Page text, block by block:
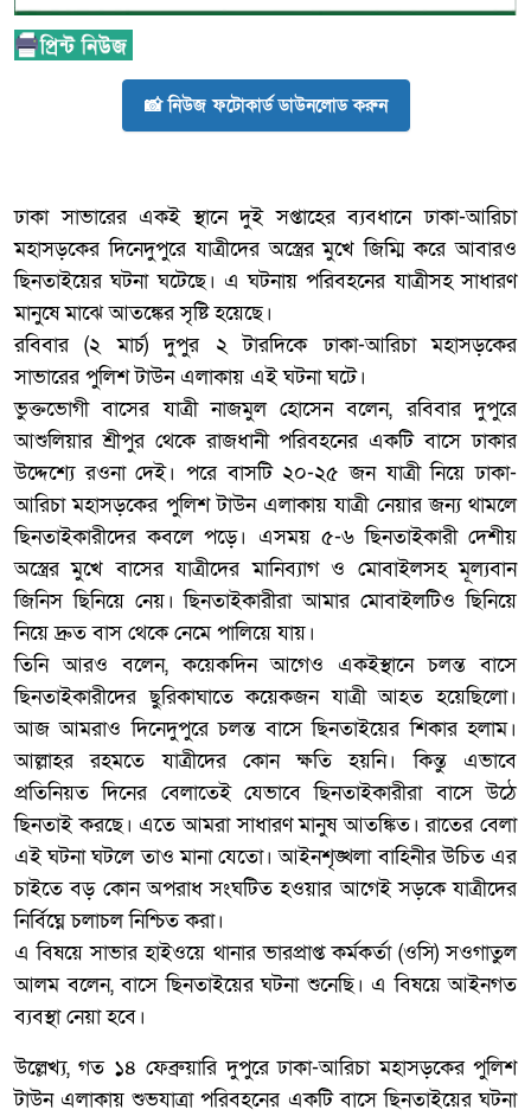
📸 নিউজ ফটোকার্ড ডাউনলোড করুন
ঢাকা সাভারের একই স্থানে দুই সপ্তাহের ব্যবধানে ঢাকা-আরিচা
মহাসড়কের দিনেদুপুরে যাত্রীদের অস্ত্রের মুখে জিম্মি করে আবারও
ছিনতাইয়ের ঘটনা ঘটেছে। এ ঘটনায় পরিবহনের যাত্রীসহ সাধারণ
মানুষে মাঝে আতঙ্কের সৃষ্টি হয়েছে।
রবিবার (২ মার্চ) দুপুর ২ টারদিকে ঢাকা-আরিচা মহাসড়কের
সাভারের পুলিশ টাউন এলাকায় এই ঘটনা ঘটে।
ভুক্তভোগী বাসের যাত্রী নাজমুল হোসেন বলেন, রবিবার দুপুরে
আশুলিয়ার শ্রীপুর থেকে রাজধানী পরিবহনের একটি বাসে ঢাকার
উদ্দেশ্যে রওনা দেই। পরে বাসটি ২০-২৫ জন যাত্রী নিয়ে ঢাকা-
আরিচা মহাসড়কের পুলিশ টাউন এলাকায় যাত্রী নেয়ার জন্য থামলে
ছিনতাইকারীদের কবলে পড়ে। এসময় ৫-৬ ছিনতাইকারী দেশীয়
অস্ত্রের মুখে বাসের যাত্রীদের মানিব্যাগ ও মোবাইলসহ মূল্যবান
জিনিস ছিনিয়ে নেয়। ছিনতাইকারীরা আমার মোবাইলটিও ছিনিয়ে
নিয়ে দ্রুত বাস থেকে নেমে পালিয়ে যায়।
তিনি আরও বলেন, কয়েকদিন আগেও একইস্থানে চলন্ত বাসে
ছিনতাইকারীদের ছুরিকাঘাতে কয়েকজন যাত্রী আহত হয়েছিলো।
আজ আমরাও দিনেদুপুরে চলন্ত বাসে ছিনতাইয়ের শিকার হলাম।
আল্লাহর রহমতে যাত্রীদের কোন ক্ষতি হয়নি। কিন্তু এভাবে
প্রতিনিয়ত দিনের বেলাতেই যেভাবে ছিনতাইকারীরা বাসে উঠে
ছিনতাই করছে। এতে আমরা সাধারণ মানুষ আতঙ্কিত। রাতের বেলা
এই ঘটনা ঘটলে তাও মানা যেতো। আইনশৃঙ্খলা বাহিনীর উচিত এর
চাইতে বড় কোন অপরাধ সংঘটিত হওয়ার আগেই সড়কে যাত্রীদের
নির্বিঘ্নে চলাচল নিশ্চিত করা।
এ বিষয়ে সাভার হাইওয়ে থানার ভারপ্রাপ্ত কর্মকর্তা (ওসি) সওগাতুল
আলম বলেন, বাসে ছিনতাইয়ের ঘটনা শুনেছি। এ বিষয়ে আইনগত
ব্যবস্থা নেয়া হবে।
উল্লেখ্য, গত ১৪ ফেব্রুয়ারি দুপুরে ঢাকা-আরিচা মহাসড়কের পুলিশ
টাউন এলাকায় শুভযাত্রা পরিবহনের একটি বাসে ছিনতাইয়ের ঘটনা